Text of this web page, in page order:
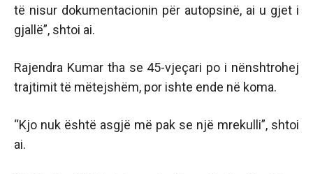
të nisur dokumentacionin për autopsinë, ai u gjet i
gjallë”, shtoi ai.
Rajendra Kumar tha se 45-vjeçari po i nënshtrohej
trajtimit të mëtejshëm, por ishte ende në koma.
“Kjo nuk është asgjë më pak se një mrekulli”, shtoi
ai.